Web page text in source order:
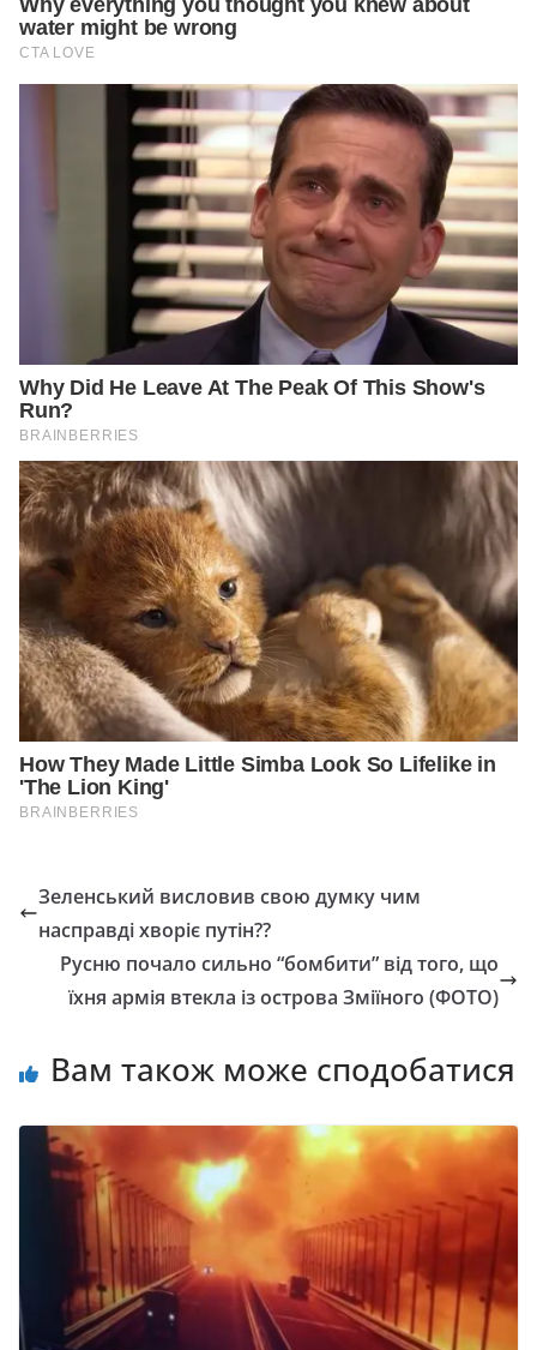
Зеленський висловив свою думку чим
насправді хворіє путін??
Русню почало сильно “бомбити” від того, що
їхня армія втекла із острова Зміїного (ФОТО)
Вам також може сподобатися